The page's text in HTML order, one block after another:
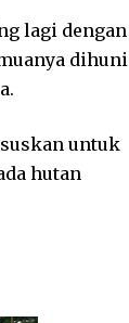
lagi dengan
dihuni
untuk
hutan